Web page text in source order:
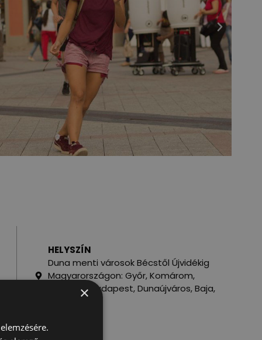
HELYSZÍN
Duna menti városok Bécstől Újvidékig
Magyarországon: Győr, Komárom,
Visegrád, Budapest, Dunaújváros, Baja,
×